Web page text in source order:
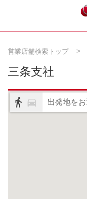
営業店舗検索トップ
三条支社
出発地を